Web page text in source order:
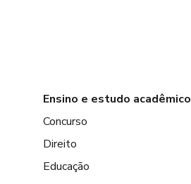
Ensino e estudo acadêmico
Concurso
Direito
Educação